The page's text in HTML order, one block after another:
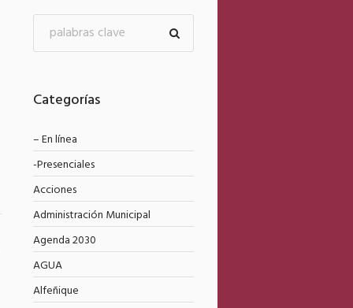
Categorías
– En línea
-Presenciales
Acciones
Administración Municipal
Agenda 2030
AGUA
Alfeñique